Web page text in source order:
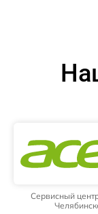
Сервисный